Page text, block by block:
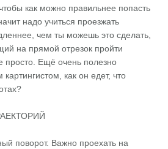
как можно правильнее попасть
надо учиться проезжать
чем ты можешь это сделать,
на прямой отрезок пройти
просто. Ещё очень полезно
как он едет, что
поворот. Важно проехать на